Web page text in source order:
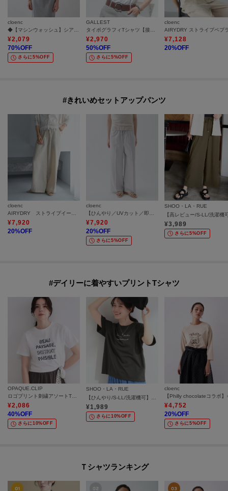
cloenc
◆【マシンウォッシュ】シアースリーブTシャツ
¥2,079
70%OFF
さらに5%OFF
GALLEST
タイポグラフィTシャツ【接触冷感】
¥2,970
50%OFF
さらに5%OFF
cloenc
¥7,128
20%OFF
#きれいめセットアップパンツ
cloenc
¥7,920
20%OFF
cloenc
¥7,920
20%OFF
さらに5%OFF
SHOO・LA・RUE
¥3,989
さらに5%OFF
#デイリーに着やすいプリントTシャツ
OPAQUE.CLIP
ロゴプリント刺繍アソートTシャツ【洗濯機OK】
¥2,086
40%OFF
さらに10%OFF
SHOO・LA・RUE
【ひんやり/S-LL/洗濯機可】真夏に着たい 大人のベーシックカラープリントTシャツ
¥1,989
さらに10%OFF
cloenc
¥4,752
20%OFF
さらに5%OFF
Ｔシャツランキング